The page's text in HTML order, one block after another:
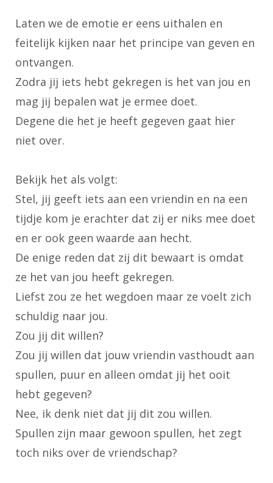
Laten we de emotie er eens uithalen en
feitelijk kijken naar het principe van geven en
ontvangen.
Zodra jij iets hebt gekregen is het van jou en
mag jij bepalen wat je ermee doet.
Degene die het je heeft gegeven gaat hier
niet over.
Bekijk het als volgt:
Stel, jij geeft iets aan een vriendin en na een
tijdje kom je erachter dat zij er niks mee doet
en er ook geen waarde aan hecht.
De enige reden dat zij dit bewaart is omdat
ze het van jou heeft gekregen.
Liefst zou ze het wegdoen maar ze voelt zich
schuldig naar jou.
Zou jij dit willen?
Zou jij willen dat jouw vriendin vasthoudt aan
spullen, puur en alleen omdat jij het ooit
hebt gegeven?
Nee, ik denk niet dat jij dit zou willen.
Spullen zijn maar gewoon spullen, het zegt
toch niks over de vriendschap?